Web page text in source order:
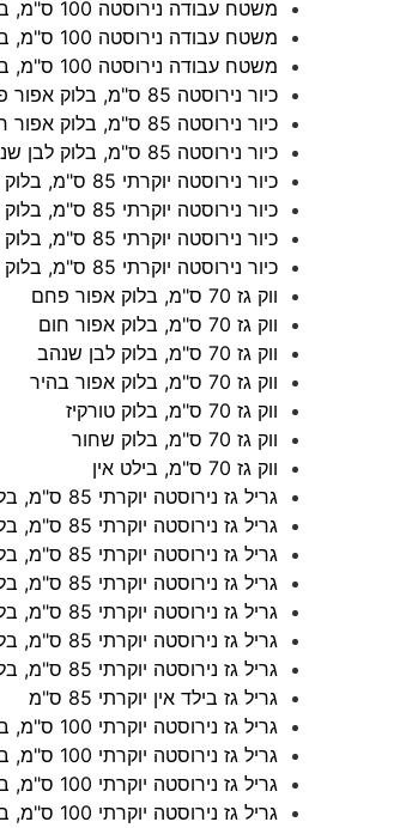
משטח עבודה נירוסטה 100 ס"מ, בלוק אפור בהיר
משטח עבודה נירוסטה 100 ס"מ, בלוק טורקיז
משטח עבודה נירוסטה 100 ס"מ, בלוק שחור
כיור נירוסטה 85 ס"מ, בלוק אפור פחם
כיור נירוסטה 85 ס"מ, בלוק אפור חום
כיור נירוסטה 85 ס"מ, בלוק לבן שנהב
כיור נירוסטה יוקרתי 85 ס"מ, בלוק אדום רובי
כיור נירוסטה יוקרתי 85 ס"מ, בלוק אפור בהיר
כיור נירוסטה יוקרתי 85 ס"מ, בלוק טורקיז
כיור נירוסטה יוקרתי 85 ס"מ, בלוק שחור
ווק גז 70 ס"מ, בלוק אפור פחם
ווק גז 70 ס"מ, בלוק אפור חום
ווק גז 70 ס"מ, בלוק לבן שנהב
ווק גז 70 ס"מ, בלוק אפור בהיר
ווק גז 70 ס"מ, בלוק טורקיז
ווק גז 70 ס"מ, בלוק שחור
ווק גז 70 ס"מ, בילט אין
גריל גז נירוסטה יוקרתי 85 ס"מ, בלוק אפור חום
גריל גז נירוסטה יוקרתי 85 ס"מ, בלוק לבן שנהב
גריל גז נירוסטה יוקרתי 85 ס"מ, בלוק אדום רובי
גריל גז נירוסטה יוקרתי 85 ס"מ, בלוק אפור בהיר
גריל גז נירוסטה יוקרתי 85 ס"מ, בלוק טורקיז
גריל גז נירוסטה יוקרתי 85 ס"מ, בלוק שחור
גריל גז נירוסטה יוקרתי 85 ס"מ, בלוק אפור פחם
גריל גז בילד אין יוקרתי 85 ס"מ
גריל גז נירוסטה יוקרתי 100 ס"מ, בלוק אפור פחם
גריל גז נירוסטה יוקרתי 100 ס"מ, בלוק אפור חום
גריל גז נירוסטה יוקרתי 100 ס"מ, בלוק לבן שנהב
גריל גז נירוסטה יוקרתי 100 ס"מ, בלוק אדום רובי